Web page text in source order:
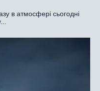
в атмосфері сьогодні